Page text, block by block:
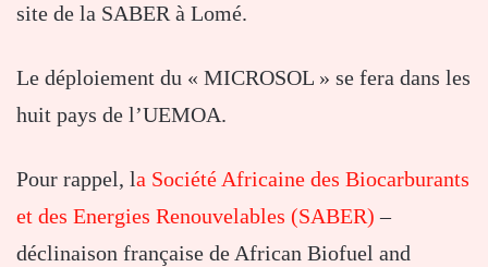
site de la SABER à Lomé.
Le déploiement du « MICROSOL » se fera dans les
huit pays de l’UEMOA.
Pour rappel, la Société Africaine des Biocarburants
et des Energies Renouvelables (SABER) –
déclinaison française de African Biofuel and